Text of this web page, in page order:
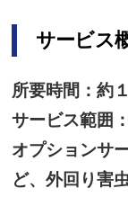
サービス
所要時間：約
サービス範囲
オプションサ
ど、外回り害